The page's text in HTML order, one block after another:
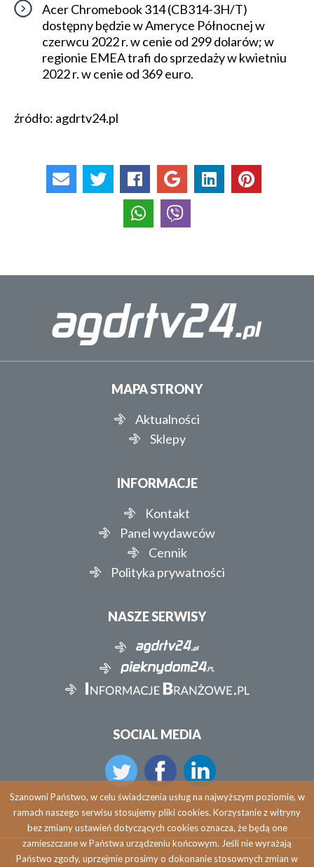
Acer Chromebook 314 (CB314-3H/T)
dostępny będzie w Ameryce Północnej w
czerwcu 2022 r. w cenie od 299 dolarów; w
regionie EMEA trafi do sprzedaży w kwietniu
2022 r. w cenie od 369 euro.
źródło: agdrtv24.pl
MAPA STRONY
Aktualności
Sklepy
INFORMACJE
Kontakt
Panel wydawców
Cennik
Polityka prywatności
NASZE SERWISY
SOCIAL MEDIA
Szanowni Państwo, w celu świadczenia usług na najwyższym poziomie, w
ramach naszego serwisu stosujemy pliki cookies. Korzystanie z witryny
bez zmiany ustawień dotyczących cookies oznacza, że będą one
zamieszczane w Państwa urządzeniu końcowym. Jeśli nie wyrażają
Państwo zgody, uprzejmie prosimy o dokonanie stosownych zmian w